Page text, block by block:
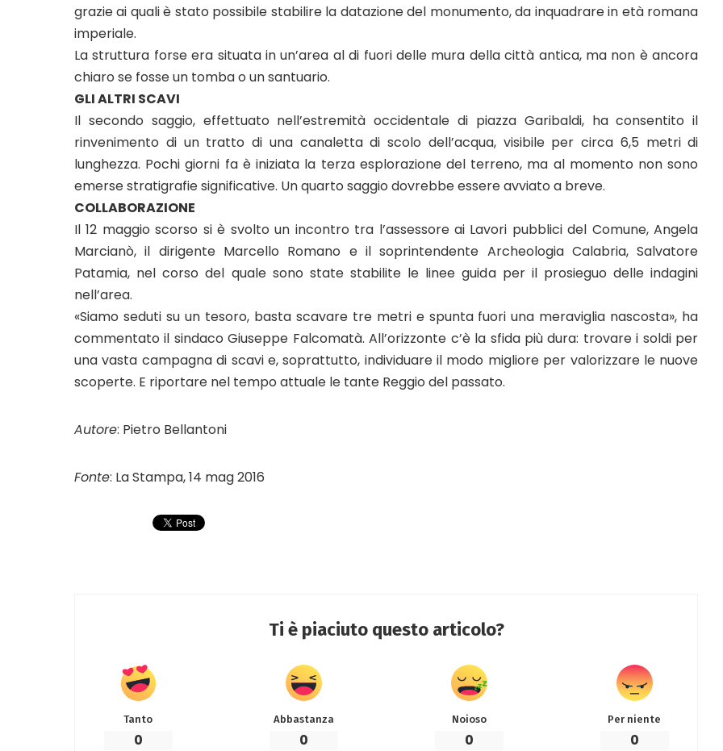
grazie ai quali è stato possibile stabilire la datazione del monumento, da inquadrare in età romana
imperiale.
La struttura forse era situata in un’area al di fuori delle mura della città antica, ma non è ancora
chiaro se fosse un tomba o un santuario.
GLI ALTRI SCAVI
Il secondo saggio, effettuato nell’estremità occidentale di piazza Garibaldi, ha consentito il
rinvenimento di un tratto di una canaletta di scolo dell’acqua, visibile per circa 6,5 metri di
lunghezza. Pochi giorni fa è iniziata la terza esplorazione del terreno, ma al momento non sono
emerse stratigrafie significative. Un quarto saggio dovrebbe essere avviato a breve.
COLLABORAZIONE
Il 12 maggio scorso si è svolto un incontro tra l’assessore ai Lavori pubblici del Comune, Angela
Marcianò, il dirigente Marcello Romano e il soprintendente Archeologia Calabria, Salvatore
Patamia, nel corso del quale sono state stabilite le linee guida per il prosieguo delle indagini
nell’area.
«Siamo seduti su un tesoro, basta scavare tre metri e spunta fuori una meraviglia nascosta», ha
commentato il sindaco Giuseppe Falcomatà. All’orizzonte c’è la sfida più dura: trovare i soldi per
una vasta campagna di scavi e, soprattutto, individuare il modo migliore per valorizzare le nuove
scoperte. E riportare nel tempo attuale le tante Reggio del passato.
Autore: Pietro Bellantoni
Fonte: La Stampa, 14 mag 2016
Ti è piaciuto questo articolo?
Tanto
0
Abbastanza
0
Noioso
0
Per niente
0